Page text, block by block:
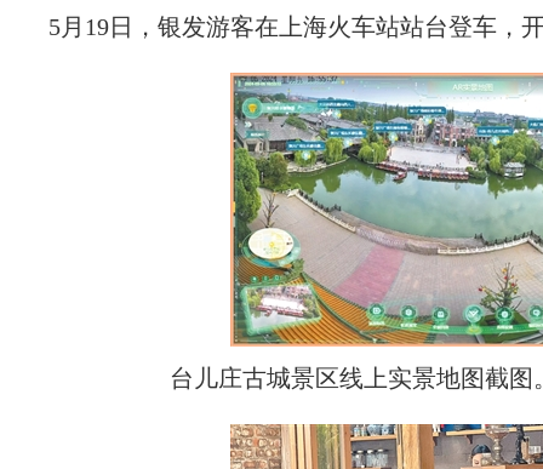
5月19日，银发游客在上海火车站站台登车，
台儿庄古城景区线上实景地图截